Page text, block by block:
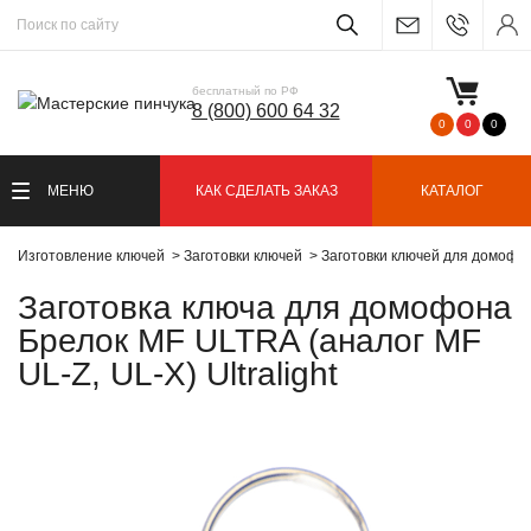
бесплатный по РФ
8 (800) 600 64 32
0 0 0
МЕНЮ КАК СДЕЛАТЬ ЗАКАЗ КАТАЛОГ
Изготовление ключей Заготовки ключей Заготовки ключей для
Заготовка ключа для домофона
Брелок MF ULTRA (аналог MF
UL-Z, UL-X) Ultralight